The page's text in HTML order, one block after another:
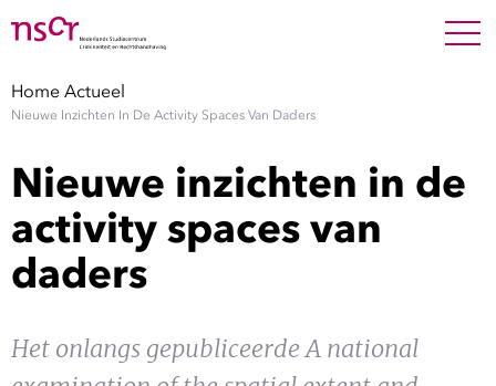
Medewerkers Show
Factsheets
Home Actueel
Nieuwe Inzichten In De Activity Spaces Van Daders
Nieuwe inzichten in de
activity spaces van
daders
Het onlangs gepubliceerde A national